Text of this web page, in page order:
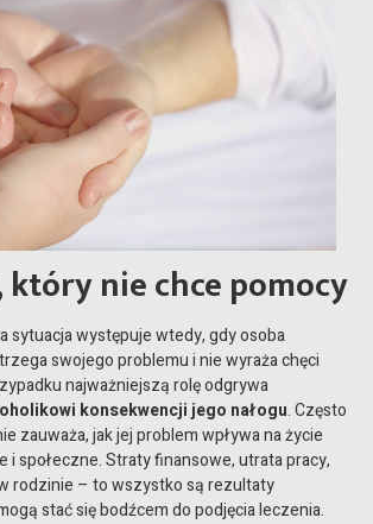
nie chce pomocy
sytuacja występuje wtedy, gdy osoba
swojego problemu i nie wyraża chęci
najważniejszą rolę odgrywa
konsekwencji jego nałogu. Często
zauważa, jak jej problem wpływa na życie
i społeczne. Straty finansowe, utrata pracy,
rodzinie – to wszystko są rezultaty
stać się bodźcem do podjęcia leczenia.